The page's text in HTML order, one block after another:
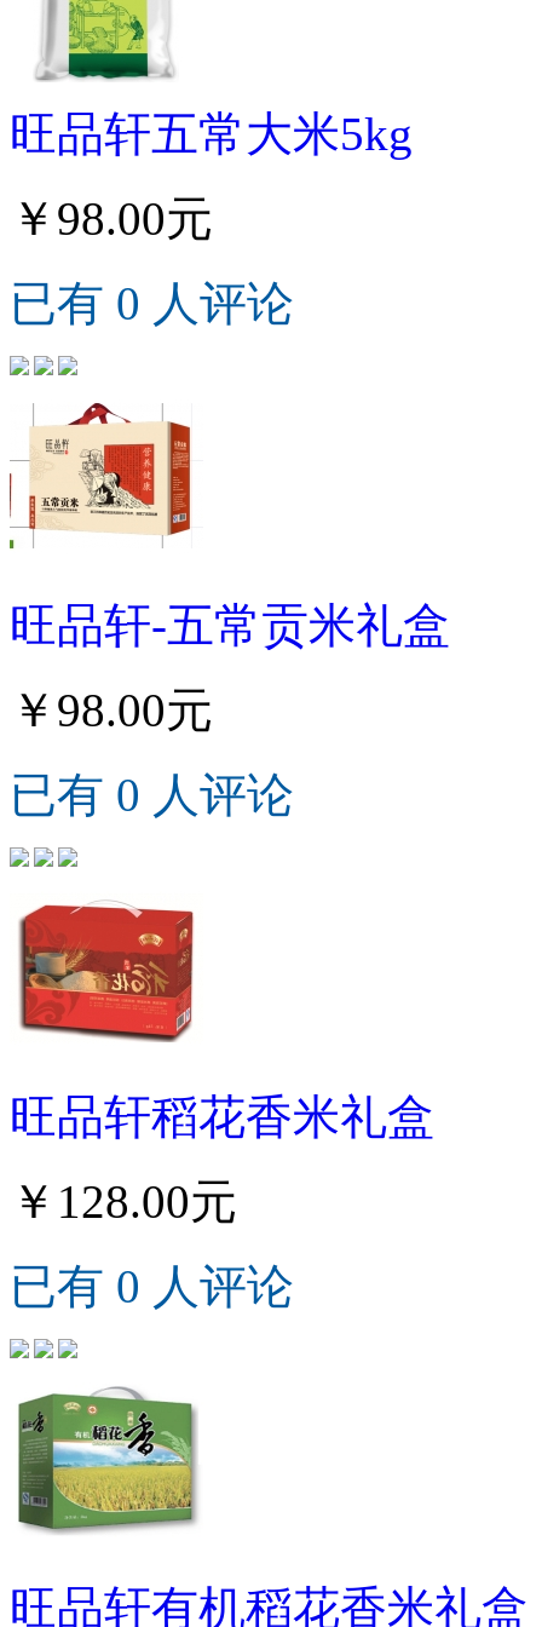
旺品轩五常大米5kg
￥98.00元
已有 0 人评论
旺品轩-五常贡米礼盒
￥98.00元
已有 0 人评论
旺品轩稻花香米礼盒
￥128.00元
已有 0 人评论
旺品轩有机稻花香米礼盒